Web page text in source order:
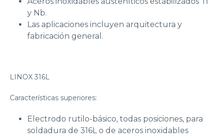
y Nb.
Las aplicaciones incluyen arquitectura y
fabricación general.
LINOX 316L
Características superiores:
Electrodo rutilo-básico, todas posiciones, para
soldadura de 316L o de aceros inoxidables